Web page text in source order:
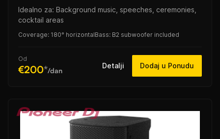
Idealno za: Background music, speeches, ceremonies,
cocktail areas
Coverage: 180° horizontalBass: B2 subwoofer included
Od
€200*/dan
Detalji Dodaj u Ponudu